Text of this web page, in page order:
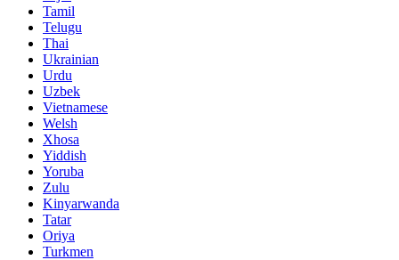
Tamil
Telugu
Thai
Ukrainian
Urdu
Uzbek
Vietnamese
Welsh
Xhosa
Yiddish
Yoruba
Zulu
Kinyarwanda
Tatar
Oriya
Turkmen